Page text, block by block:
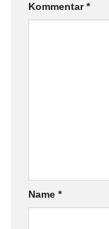
Kommentar*
Name *